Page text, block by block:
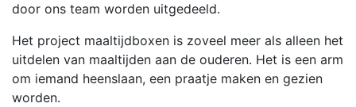
door ons team worden uitgedeeld.
Het project maaltijdboxen is zoveel meer als alleen het
uitdelen van maaltijden aan de ouderen. Het is een arm
om iemand heenslaan, een praatje maken en gezien
worden.